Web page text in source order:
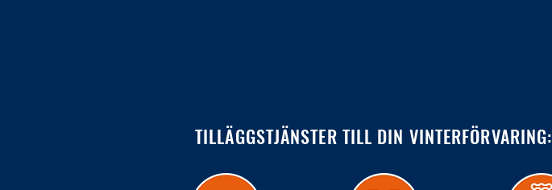
TILLÄGGSTJÄNSTER TILL DIN VINTERFÖRVARING: